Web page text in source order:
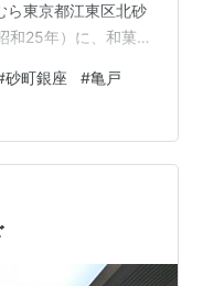
ら東京都江東区北砂
和25年）に、和菓子
あっ、店内でいた
ャジャーン！冷し
しが付いてきま
ープです。うま！
、熊本県牛深産の
砂町銀座 #亀戸